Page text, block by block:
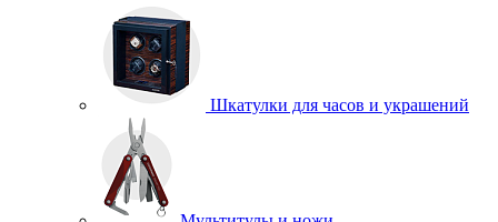
Шкатулки для часов и украшений